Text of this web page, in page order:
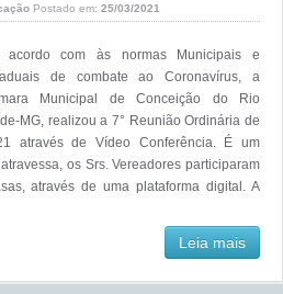
Postado em: 25/03/2021
acordo com às normas Municipais e
de combate ao Coronavírus, a
Municipal de Conceição do Rio
MG, realizou a 7° Reunião Ordinária de
através de Vídeo Conferência. É um
os Srs. Vereadores participaram
através de uma plataforma digital. A
Leia mais